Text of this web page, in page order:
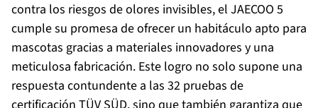
contra los riesgos de olores invisibles, el JAECOO 5
cumple su promesa de ofrecer un habitáculo apto para
mascotas gracias a materiales innovadores y una
meticulosa fabricación. Este logro no solo supone una
respuesta contundente a las 32 pruebas de